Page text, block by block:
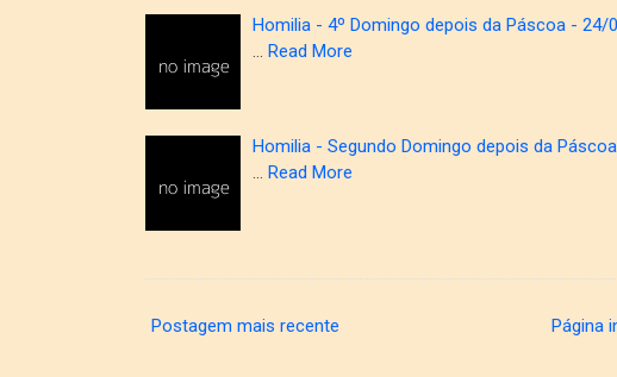
Homilia - 4º Domingo depois da Páscoa - 24/
… Read More
Homilia - Segundo Domingo depois da
… Read More
Postagem mais recente Página